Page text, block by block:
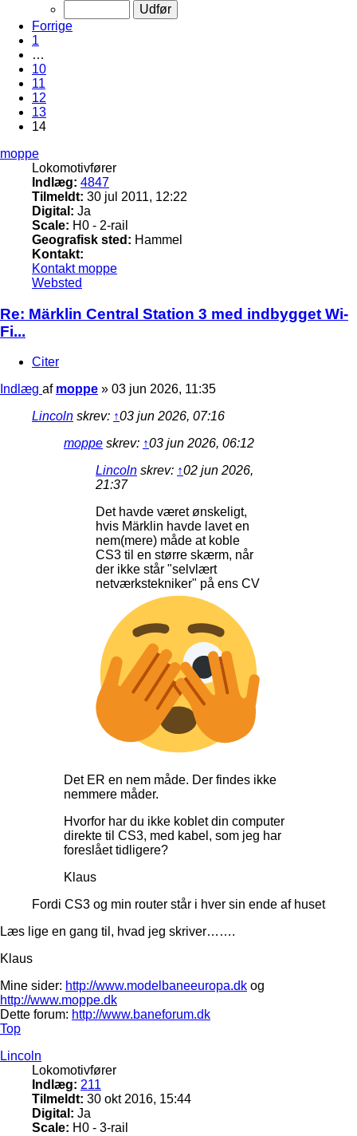
Forrige
1
…
10
11
12
13
14
moppe
Lokomotivfører
Indlæg: 4847
Tilmeldt: 30 jul 2011, 12:22
Digital: Ja
Scale: H0 - 2-rail
Geografisk sted: Hammel
Kontakt:
Kontakt moppe
Websted
Re: Märklin Central Station 3 med indbygget Wi-
Fi...
Citer
Indlæg af moppe » 03 jun 2026, 11:35
Lincoln skrev: ↑03 jun 2026, 07:16
moppe skrev: ↑03 jun 2026, 06:12
Lincoln skrev: ↑02 jun 2026,
21:37
Det havde været ønskeligt,
hvis Märklin havde lavet en
nem(mere) måde at koble
CS3 til en større skærm, når
der ikke står "selvlært
netværkstekniker" på ens CV
Det ER en nem måde. Der findes ikke
nemmere måder.
Hvorfor har du ikke koblet din computer
direkte til CS3, med kabel, som jeg har
foreslået tidligere?
Klaus
Fordi CS3 og min router står i hver sin ende af huset
Læs lige en gang til, hvad jeg skriver…….
Klaus
Mine sider: http://www.modelbaneeuropa.dk og
http://www.moppe.dk
Dette forum: http://www.baneforum.dk
Top
Lincoln
Lokomotivfører
Indlæg: 211
Tilmeldt: 30 okt 2016, 15:44
Digital: Ja
Scale: H0 - 3-rail